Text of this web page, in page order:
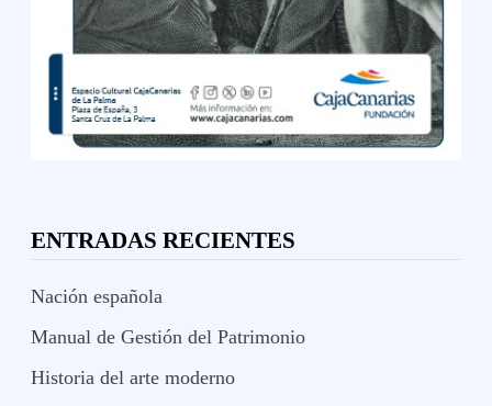
ENTRADAS RECIENTES
Nación española
Manual de Gestión del Patrimonio
Historia del arte moderno